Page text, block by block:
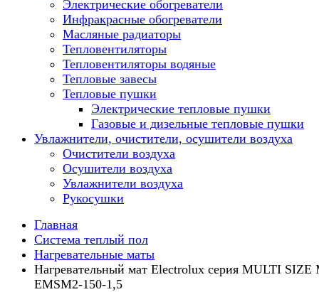
Электрические обогреватели
Инфракрасные обогреватели
Масляные радиаторы
Тепловентиляторы
Тепловентиляторы водяные
Тепловые завесы
Тепловые пушки
Электрические тепловые пушки
Газовые и дизельные тепловые пушки
Увлажнители, очистители, осушители воздуха
Очистители воздуха
Осушители воздуха
Увлажнители воздуха
Рукосушки
Главная
Система теплый пол
Нагревательные маты
Нагревательный мат Electrolux серия MULTI SIZE
EMSM2-150-1,5